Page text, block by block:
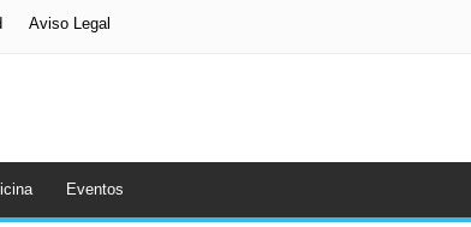
Aviso Legal
Eventos